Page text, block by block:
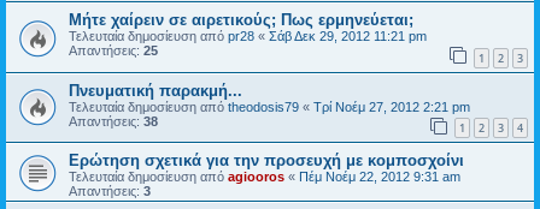
Μήτε χαίρειν σε αιρετικούς; Πως ερμηνεύεται;
Τελευταία δημοσίευση από pr28 « Σάβ Δεκ 29, 2012 11:21 pm
Απαντήσεις: 25 1 2 3
Πνευματική παρακμή...
Τελευταία δημοσίευση από theodosis79 « Τρί Νοέμ 27, 2012 2:21 pm
Απαντήσεις: 38 1 2 3 4
Ερώτηση σχετικά για την προσευχή με κομποσχοίνι
Τελευταία δημοσίευση από agiooros « Πέμ Νοέμ 22, 2012 9:31 am
Απαντήσεις: 3